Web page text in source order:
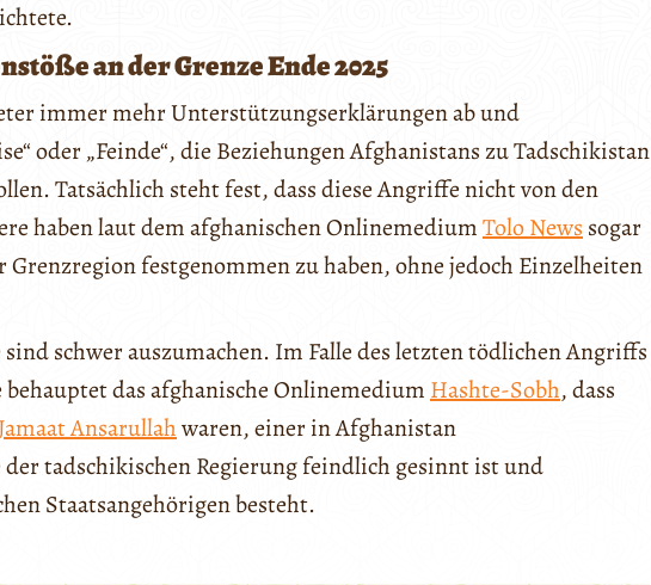
an der Grenze Ende 2025
immer mehr Unterstützungserklärungen ab und
oder „Feinde“, die Beziehungen Afghanistans zu Tadschikistan
Tatsächlich steht fest, dass diese Angriffe nicht von den
haben laut dem afghanischen OnlinemediumTolo Newssogar
festgenommen zu haben, ohne jedoch Einzelheiten
schwer auszumachen. Im Falle des letzten tödlichen Angriffs
das afghanische OnlinemediumHashte-Sobh, dass
Jamaat Ansarullahwaren, einer in Afghanistan
tadschikischen Regierung feindlich gesinnt ist und
Staatsangehörigen besteht.